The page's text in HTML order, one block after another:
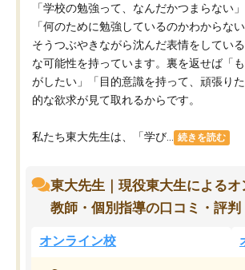
「学校の勉強って、なんだかつまらない」
「何のために勉強しているのかわからない
そうつぶやきながら沈んだ表情をしてい
な可能性を持っています。裏を返せば「
がしたい」「目的意識を持って、頑張り
的な欲求が見て取れるからです。
私たち東大先生は、「学び... 続きを読む
東大先生｜現役東大生による
教師・個別指導の口コミ・評判
オンライン校